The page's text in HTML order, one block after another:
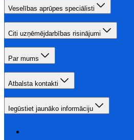
Veselības aprūpes speciālisti
Citi uzņēmējdarbības risinājumi
Par mums
Atbalsta kontakti
Iegūstiet jaunāko informāciju